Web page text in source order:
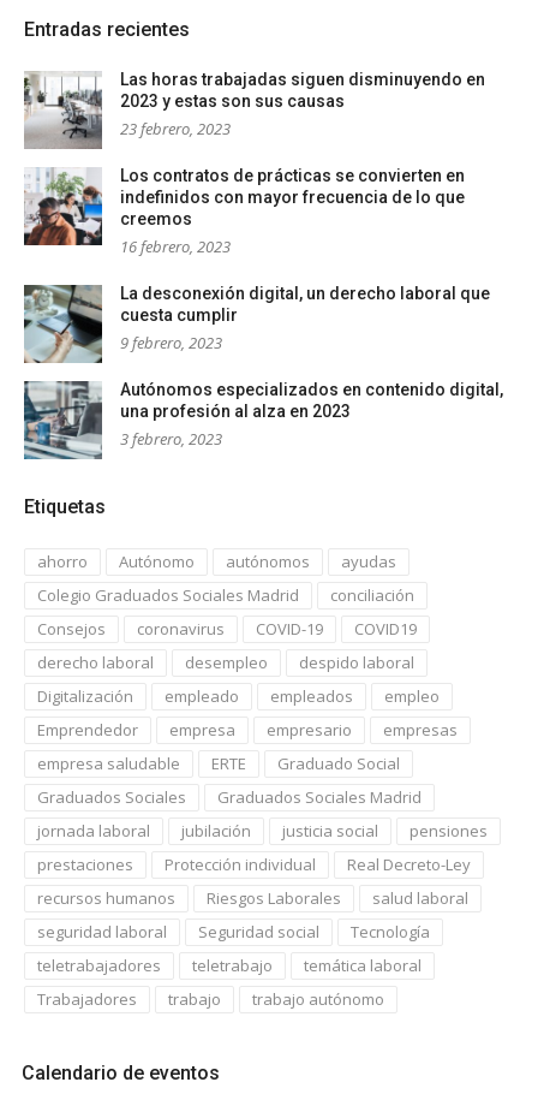
Entradas recientes
Las horas trabajadas siguen disminuyendo en
2023 y estas son sus causas
23 febrero, 2023
Los contratos de prácticas se convierten en
indefinidos con mayor frecuencia de lo que
creemos
16 febrero, 2023
La desconexión digital, un derecho laboral que
cuesta cumplir
9 febrero, 2023
Autónomos especializados en contenido digital,
una profesión al alza en 2023
3 febrero, 2023
Etiquetas
ahorro Autónomo autónomos
ayudas
Colegio Graduados Sociales Madrid
conciliación
Consejos
coronavirus COVID-19
COVID19
derecho laboral
desempleo
despido laboral
Digitalización
empleado empleados
empleo
Emprendedor
empresa empresario
empresas
empresa saludable
ERTE
Graduado Social
Graduados Sociales
Graduados Sociales Madrid
jornada laboral
jubilación justicia social
pensiones
prestaciones
Protección individual
Real Decreto-Ley
recursos humanos
Riesgos Laborales
salud laboral
seguridad laboral
Seguridad social
Tecnología
teletrabajadores
teletrabajo
temática laboral
Trabajadores
trabajo trabajo autónomo
Calendario de eventos